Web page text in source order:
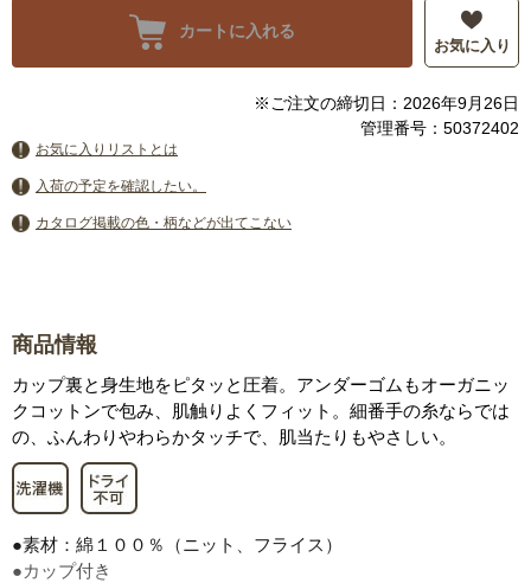
カートに入れる
お気に入り
※ご注文の締切日：2026年9月26日
管理番号：50372402
お気に入りリストとは
入荷の予定を確認したい。
カタログ掲載の色・柄などが出てこない
商品情報
カップ裏と身生地をピタッと圧着。アンダーゴムもオーガニッ
クコットンで包み、肌触りよくフィット。細番手の糸ならでは
の、ふんわりやわらかタッチで、肌当たりもやさしい。
●素材：綿１００％（ニット、フライス）
●カップ付き